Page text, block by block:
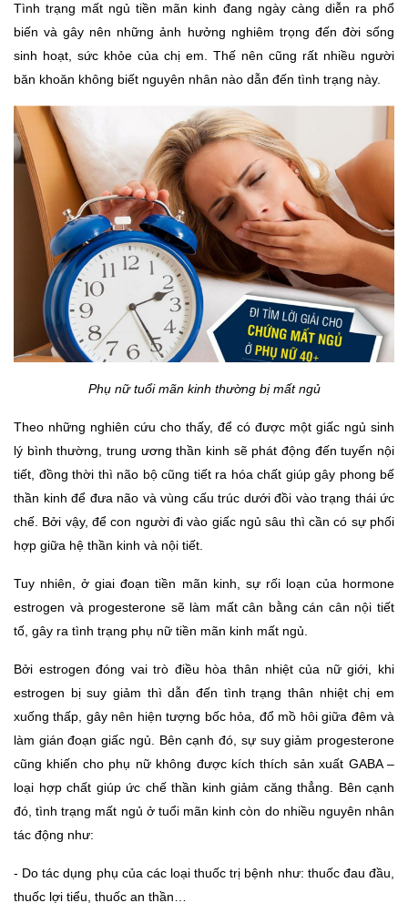
Tình trạng mất ngủ tiền mãn kinh đang ngày càng diễn ra phổ
biến và gây nên những ảnh hưởng nghiêm trọng đến đời sống
sinh hoạt, sức khỏe của chị em. Thế nên cũng rất nhiều người
băn khoăn không biết nguyên nhân nào dẫn đến tình trạng này.
Phụ nữ tuổi mãn kinh thường bị mất ngủ
Theo những nghiên cứu cho thấy, để có được một giấc ngủ sinh
lý bình thường, trung ương thần kinh sẽ phát động đến tuyến nội
tiết, đồng thời thì não bộ cũng tiết ra hóa chất giúp gây phong bế
thần kinh để đưa não và vùng cấu trúc dưới đồi vào trạng thái ức
chế. Bởi vậy, để con người đi vào giấc ngủ sâu thì cần có sự phối
hợp giữa hệ thần kinh và nội tiết.
Tuy nhiên, ở giai đoạn tiền mãn kinh, sự rối loạn của hormone
estrogen và progesterone sẽ làm mất cân bằng cán cân nội tiết
tố, gây ra tình trạng phụ nữ tiền mãn kinh mất ngủ.
Bởi estrogen đóng vai trò điều hòa thân nhiệt của nữ giới, khi
estrogen bị suy giảm thì dẫn đến tình trạng thân nhiệt chị em
xuống thấp, gây nên hiện tượng bốc hỏa, đổ mồ hôi giữa đêm và
làm gián đoạn giấc ngủ. Bên cạnh đó, sự suy giảm progesterone
cũng khiến cho phụ nữ không được kích thích sản xuất GABA –
loại hợp chất giúp ức chế thần kinh giảm căng thẳng. Bên cạnh
đó, tình trạng mất ngủ ở tuổi mãn kinh còn do nhiều nguyên nhân
tác động như:
- Do tác dụng phụ của các loại thuốc trị bệnh như: thuốc đau đầu,
thuốc lợi tiểu, thuốc an thần…